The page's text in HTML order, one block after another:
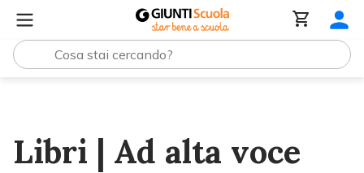
Libri | Ad alta voce